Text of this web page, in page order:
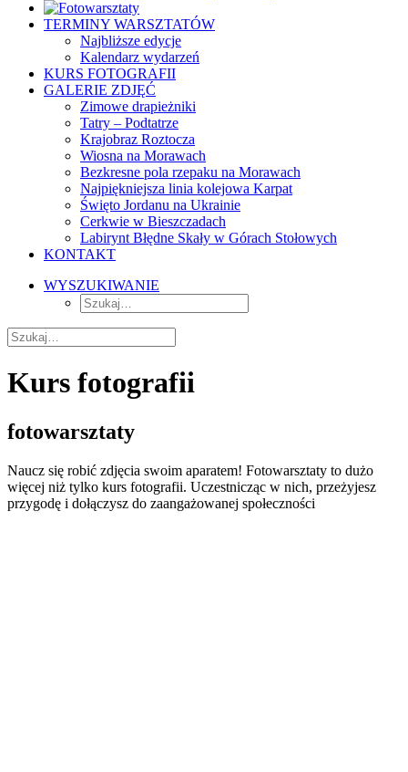
TERMINY WARSZTATÓW
Najbliższe edycje
Kalendarz wydarzeń
KURS FOTOGRAFII
GALERIE ZDJĘĆ
Zimowe drapieżniki
Tatry – Podtatrze
Krajobraz Roztocza
Wiosna na Morawach
Bezkresne pola rzepaku na Morawach
Najpiękniejsza linia kolejowa Karpat
Święto Jordanu na Ukrainie
Cerkwie w Bieszczadach
Labirynt Błędne Skały w Górach Stołowych
KONTAKT
WYSZUKIWANIE
Kurs fotografii
fotowarsztaty
Naucz się robić zdjęcia swoim aparatem! Fotowarsztaty to dużo
więcej niż tylko kurs fotografii. Uczestnicząc w nich, przeżyjesz
przygodę i dołączysz do zaangażowanej społeczności